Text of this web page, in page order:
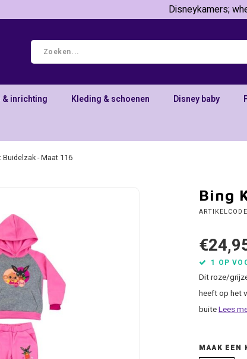
Disneykamers;
inrichting Kleding & schoenen Disney baby
- Maat 116
Bing
ARTIKELCODE
1 OP
Dit roze/
heeft op het
buiteLees
MAAK EEN